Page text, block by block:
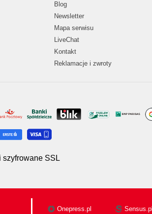
Blog
Newsletter
Mapa serwisu
LiveChat
Kontakt
Reklamacje i zwroty
szyfrowane SSL
Onepress.pl Sensus.pl